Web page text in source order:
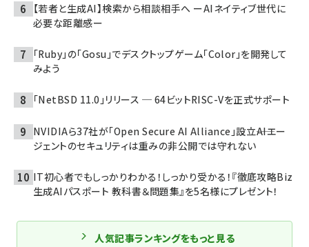
【若者と生成AI】検索から相談相手へ ーAIネイティブ世代に
必要な距離感ー
「Ruby」の「Gosu」でデスクトップゲーム「Color」を開発して
みよう
「NetBSD 11.0」リリース ─ 64ビットRISC-Vを正式サポート
NVIDIAら37社が「Open Secure AI Alliance」設立――AIエー
ジェントのセキュリティは重みの非公開では守れない
IT初心者でもしっかりわかる！しっかり受かる！『徹底攻略Biz
生成AIパスポート 教科書＆問題集』を5名様にプレゼント！
人気記事ランキングをもっと見る